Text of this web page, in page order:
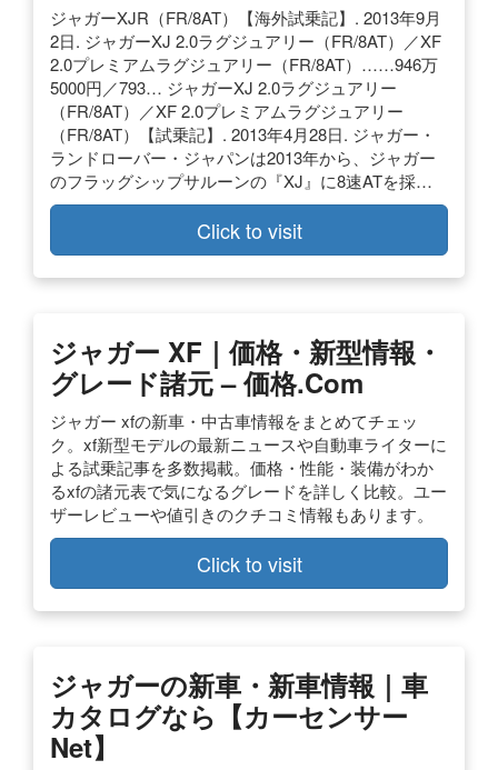
ジャガーXJR（FR/8AT）【海外試乗記】. 2013年9月
2日. ジャガーXJ 2.0ラグジュアリー（FR/8AT）／XF
2.0プレミアムラグジュアリー（FR/8AT）……946万
5000円／793… ジャガーXJ 2.0ラグジュアリー
（FR/8AT）／XF 2.0プレミアムラグジュアリー
（FR/8AT）【試乗記】. 2013年4月28日. ジャガー・
ランドローバー・ジャパンは2013年から、ジャガー
のフラッグシップサルーンの『XJ』に8速ATを採…
Click to visit
ジャガー XF｜価格・新型情報・
グレード諸元 – 価格.com
ジャガー xfの新車・中古車情報をまとめてチェッ
ク。xf新型モデルの最新ニュースや自動車ライターに
よる試乗記事を多数掲載。価格・性能・装備がわか
るxfの諸元表で気になるグレードを詳しく比較。ユー
ザーレビューや値引きのクチコミ情報もあります。
Click to visit
ジャガーの新車・新車情報｜車
カタログなら【カーセンサー
Net】